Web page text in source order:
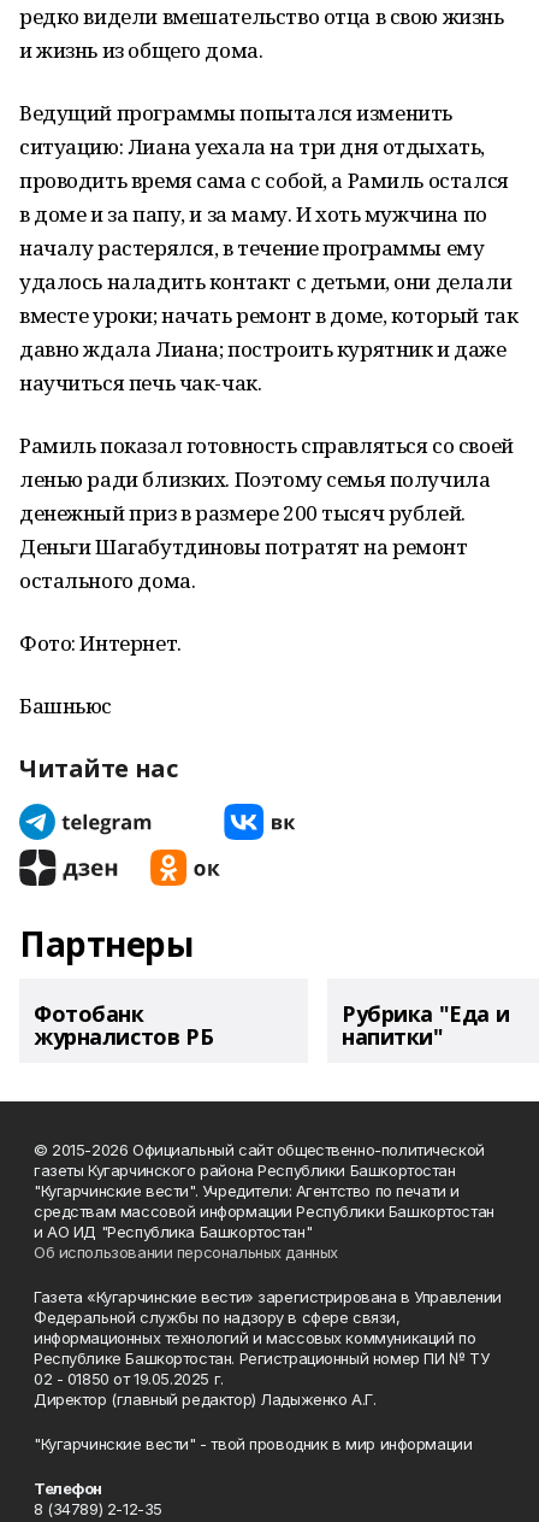
редко видели вмешательство отца в свою жизнь
и жизнь из общего дома.
Ведущий программы попытался изменить
ситуацию: Лиана уехала на три дня отдыхать,
проводить время сама с собой, а Рамиль остался
в доме и за папу, и за маму. И хоть мужчина по
началу растерялся, в течение программы ему
удалось наладить контакт с детьми, они делали
вместе уроки; начать ремонт в доме, который так
давно ждала Лиана; построить курятник и даже
научиться печь чак-чак.
Рамиль показал готовность справляться со своей
ленью ради близких. Поэтому семья получила
денежный приз в размере 200 тысяч рублей.
Деньги Шагабутдиновы потратят на ремонт
остального дома.
Фото: Интернет.
Башньюс
Читайте нас
Партнеры
Фотобанк
журналистов РБ
Рубрика "Еда и
напитки"
© 2015-2026 Официальный сайт общественно-политической
газеты Кугарчинского района Республики Башкортостан
"Кугарчинские вести". Учредители: Агентство по печати и
средствам массовой информации Республики Башкортостан
и АО ИД "Республика Башкортостан"
Об использовании персональных данных
Газета «Кугарчинские вести» зарегистрирована в Управлении
Федеральной службы по надзору в сфере связи,
информационных технологий и массовых коммуникаций по
Республике Башкортостан. Регистрационный номер ПИ № ТУ
02 - 01850 от 19.05.2025 г.
Директор (главный редактор) Ладыженко А.Г.
"Кугарчинские вести" - твой проводник в мир информации
Телефон
8 (34789) 2-12-35